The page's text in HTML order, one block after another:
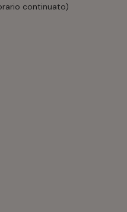
continuato)